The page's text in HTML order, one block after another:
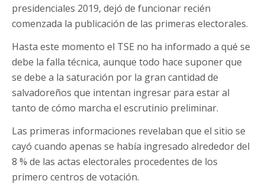
presidenciales 2019, dejó de funcionar recién
comenzada la publicación de las primeras electorales.
Hasta este momento el TSE no ha informado a qué se
debe la falla técnica, aunque todo hace suponer que
se debe a la saturación por la gran cantidad de
salvadoreños que intentan ingresar para estar al
tanto de cómo marcha el escrutinio preliminar.
Las primeras informaciones revelaban que el sitio se
cayó cuando apenas se había ingresado alrededor del
8 % de las actas electorales procedentes de los
primero centros de votación.